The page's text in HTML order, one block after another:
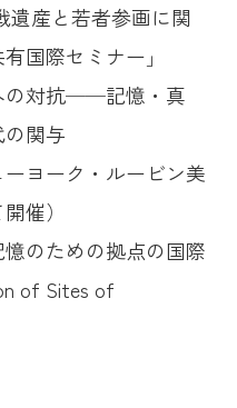
産と若者参画に関
国際セミナー」
の対抗──記憶・真
関与
ーヨーク・ルービン美
催）
のための拠点の国際
of Sites of